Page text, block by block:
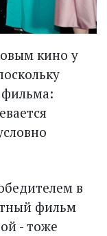
кино у
фильма:
в
фильм
- тоже